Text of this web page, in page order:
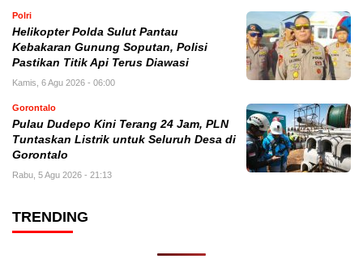
Polri
Helikopter Polda Sulut Pantau
Kebakaran Gunung Soputan, Polisi
Pastikan Titik Api Terus Diawasi
Kamis, 6 Agu 2026 - 06:00
Gorontalo
Pulau Dudepo Kini Terang 24 Jam, PLN
Tuntaskan Listrik untuk Seluruh Desa di
Gorontalo
Rabu, 5 Agu 2026 - 21:13
TRENDING